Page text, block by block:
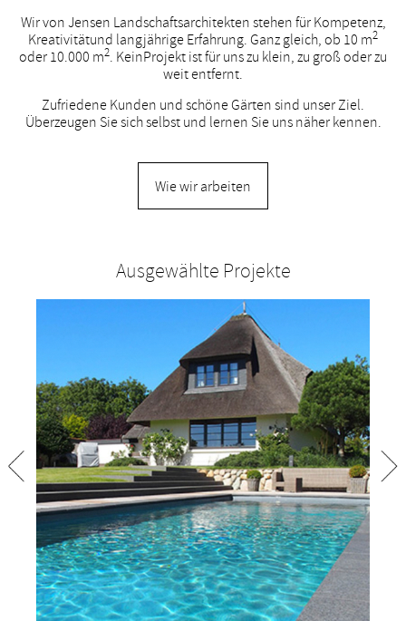
Wir von Jensen Landschaftsarchitekten stehen für Kompetenz,
Kreativitätund langjährige Erfahrung. Ganz gleich, ob 10 m2
oder 10.000 m2. KeinProjekt ist für uns zu klein, zu groß oder zu
weit entfernt.
Zufriedene Kunden und schöne Gärten sind unser Ziel.
Überzeugen Sie sich selbst und lernen Sie uns näher kennen.
Wie wir arbeiten
Ausgewählte Projekte